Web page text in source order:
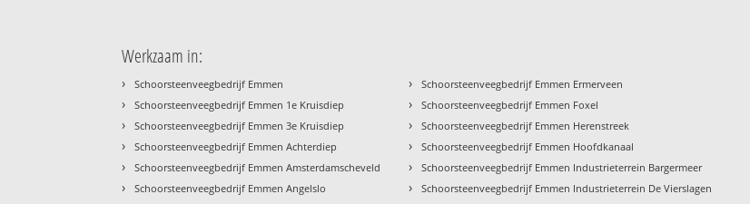
Werkzaam in:
› Schoorsteenveegbedrijf Emmen
› Schoorsteenveegbedrijf Emmen 1e Kruisdiep
› Schoorsteenveegbedrijf Emmen 3e Kruisdiep
› Schoorsteenveegbedrijf Emmen Achterdiep
› Schoorsteenveegbedrijf Emmen Amsterdamscheveld
› Schoorsteenveegbedrijf Emmen Angelslo
› Schoorsteenveegbedrijf Emmen Ermerveen
› Schoorsteenveegbedrijf Emmen Foxel
› Schoorsteenveegbedrijf Emmen Herenstreek
› Schoorsteenveegbedrijf Emmen Hoofdkanaal
› Schoorsteenveegbedrijf Emmen Industrieterrein Bargermeer
› Schoorsteenveegbedrijf Emmen Industrieterrein De Vierslagen